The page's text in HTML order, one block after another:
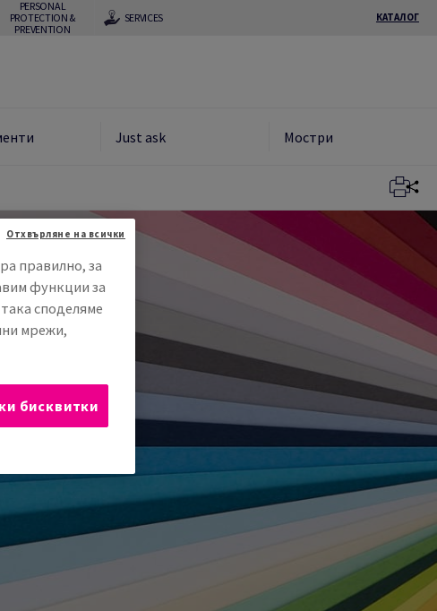
PERSONAL
PROTECTION &
PREVENTION
SERVICES КАТАЛОГ
Just ask Мостри
правилно, за
функции за
споделяме
мрежи,
Отхвърляне на всички
бисквитки